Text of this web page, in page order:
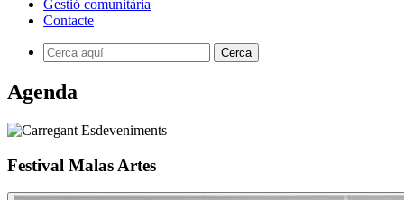
Gestió comunitària
Contacte
Agenda
Festival Malas Artes